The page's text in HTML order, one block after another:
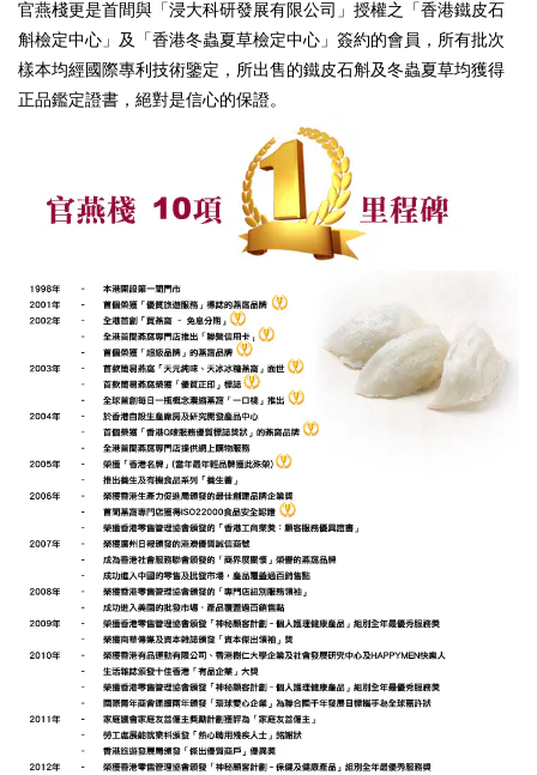
官燕棧更是首間與「浸大科研發展有限公司」授權之「香港鐵皮石
斛檢定中心」及「香港冬蟲夏草檢定中心」簽約的會員，所有批次
樣本均經國際專利技術鑒定，所出售的鐵皮石斛及冬蟲夏草均獲得
正品鑑定證書，絕對是信心的保證。